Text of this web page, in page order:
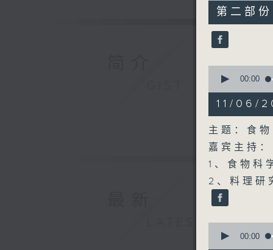
55
minutes,
9
seconds
90%
第二部
seconds
14
minutes,
23
seconds
90%
00:00
11/06/
主题：食
嘉宾主持：
1、食物科
2、料理
seconds
00:00